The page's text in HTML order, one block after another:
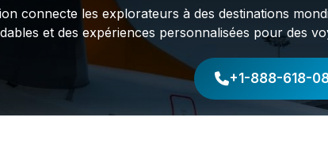
connecte les explorateurs à des destinations
et des expériences personnalisées pour des
+1-888-618-